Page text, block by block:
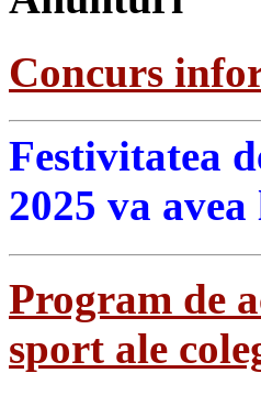
Concurs
Festivitatea
2025 va
Program de
sport ale